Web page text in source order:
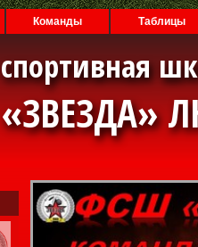
Команды Таблицы
спортивная
«ЗВЕЗДА»